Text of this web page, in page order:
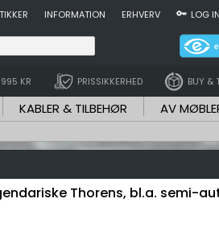
INFORMATION ERHVERV LOG
995 KR PRISSIKKERHED BUY &
KABLER & TILBEHØR AV
Thorens, bl.a. semi-